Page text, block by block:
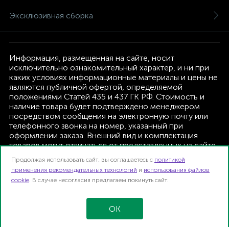
Эксклюзивная сборка
Информация, размещенная на сайте, носит
исключительно ознакомительный характер, и ни при
каких условиях информационные материалы и цены не
являются публичной офертой, определяемой
положениями Статей 435 и 437 ГК РФ. Стоимость и
наличие товара будет подтверждено менеджером
посредством сообщения на электронную почту или
телефонного звонка на номер, указанный при
оформлении заказа. Внешний вид и комплектация
товаров могут отличаться от представленных на сайте.
текущую комплектацию, без дополнительного
уведомления.
Интернет-магазин TFK B2B | 2026
Продолжая использовать сайт, вы соглашаетесь с политикой
применения рекомендательных технологий и использования файлов
cookie. В случае несогласия предлагаем покинуть сайт.
OK